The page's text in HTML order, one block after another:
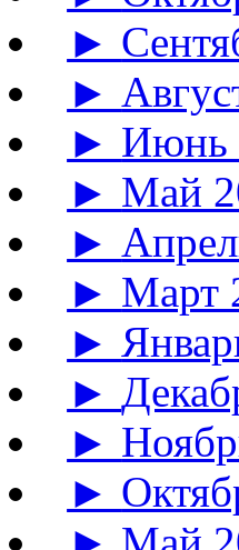
►
►
► Июнь
► Май
►
► Март
►
►
►
►